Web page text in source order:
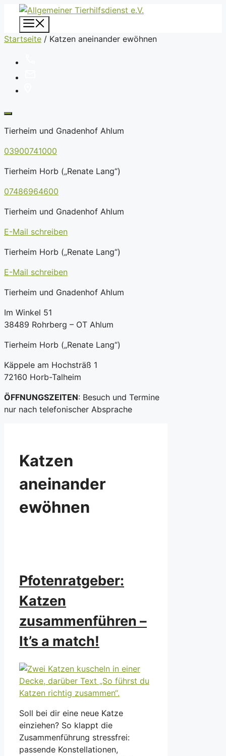
Zum
Inhalt
springen
Startseite / Katzen aneinander ewöhnen
Tierheim und Gnadenhof Ahlum
03900741000
Tierheim Horb („Renate Lang“)
07486964600
Tierheim und Gnadenhof Ahlum
E-Mail schreiben
Tierheim Horb („Renate Lang“)
E-Mail schreiben
Tierheim und Gnadenhof Ahlum
Im Winkel 51
38489 Rohrberg – OT Ahlum
Tierheim Horb („Renate Lang“)
Käppele am Hochsträß 1
72160 Horb-Talheim
ÖFFNUNGSZEITEN: Besuch und Termine
nur nach telefonischer Absprache
Katzen
aneinander
ewöhnen
Pfotenratgeber:
Katzen
zusammenführen –
It’s a match!
Soll bei dir eine neue Katze
einziehen? So klappt die
Zusammenführung stressfrei:
passende Konstellationen,